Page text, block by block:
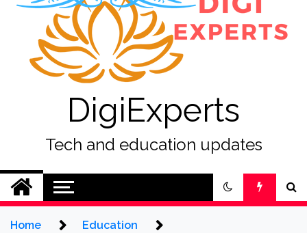
DigiExperts
Tech and education updates
Home Education